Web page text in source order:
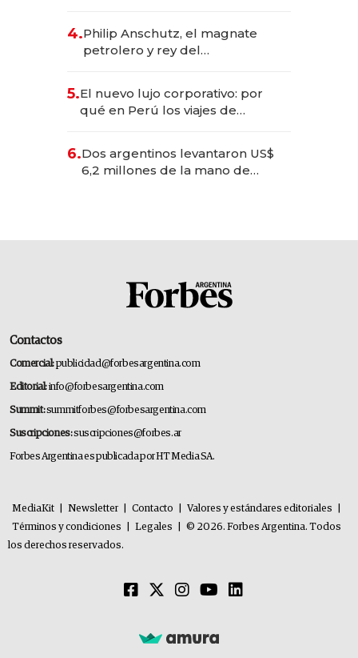
4.Philip Anschutz, el magnate
petrolero y rey del
Fénix
5.El nuevo lujo corporativo: por
qué en Perú los viajes de
transformadoras
6.Dos argentinos levantaron US$
6,2 millones de la mano de
Contactos
Comercial:publicidad@forbesargentina.com
Editorial:info@forbesargentina.com
Summit:summitforbes@forbesargentina.com
Suscripciones:suscripciones@forbes.ar
Forbes Argentina es publicada por HT Media SA.
MediaKit Newsletter Contacto Valores y estándares editoriales
Términos y condiciones
Legales
© 2026. Forbes Argentina. Todos
los derechos reservados.